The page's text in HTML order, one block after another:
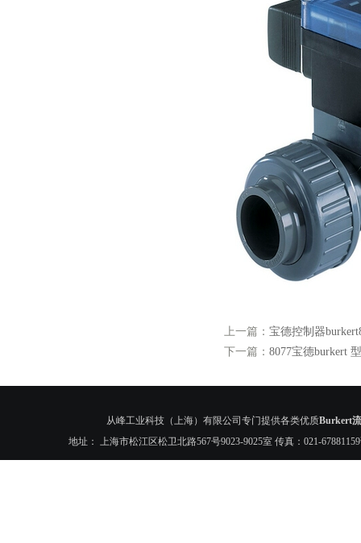
上一篇： 宝德控制器
下一篇： 8077宝德burkert
从峰工业科技（上海）有限公司专门提供各类优质Burkert
地址： 上海市松江区松卫北路567号9023-9025室 传真：021-